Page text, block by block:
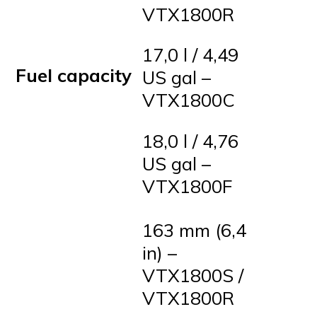
Fuel capacity
VTX1800R
17,0 l / 4,49
US gal –
VTX1800C
18,0 l / 4,76
US gal –
VTX1800F
163 mm (6,4
in) –
VTX1800S /
VTX1800R